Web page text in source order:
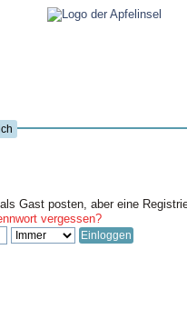
Gast posten, aber eine
vergessen?